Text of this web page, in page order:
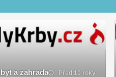
a zahrada Před 10 roky